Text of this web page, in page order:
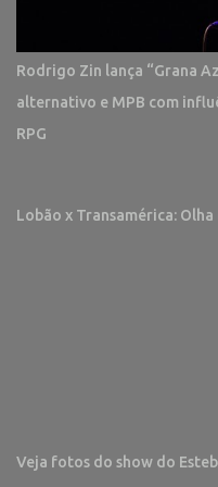
Rodrigo Zin lança “Grana
alternativo e MPB com
RPG
Lobão x Transamérica:
Veja fotos do show do